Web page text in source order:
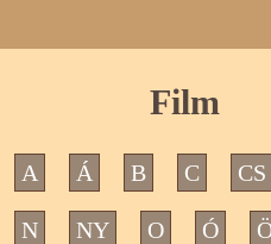
Film
A Á B C CS
N NY O Ó